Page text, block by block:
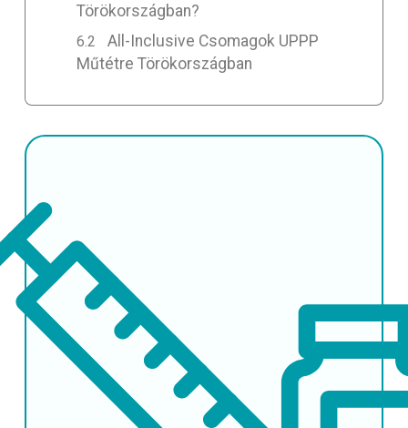
Törökországban?
All-Inclusive Csomagok UPPP
Műtétre Törökországban